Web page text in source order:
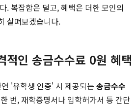
. 복잡함은 덜고, 혜택은 더한 모인의
살펴보겠습니다.
적인 송금수수료 0원 혜택
'유학생 인증' 시 제공되는 송금수수
번, 재학증명서나 입학허가서 등 간단